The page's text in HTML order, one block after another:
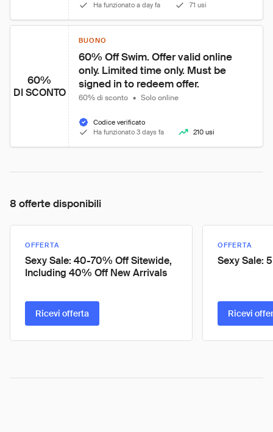
Ha funzionato a day fa
71 usi
60%
DI SCONTO
BUONO
60% Off Swim. Offer valid online
only. Limited time only. Must be
signed in to redeem offer.
60% di sconto • Solo online
Codice verificato
Ha funzionato 3 days fa
210 usi
8 offerte disponibili
OFFERTA
Sexy Sale: 40-70% Off Sitewide,
Including 40% Off New Arrivals
Ricevi offerta
OFFERTA
Sexy Sale:
Ricevi